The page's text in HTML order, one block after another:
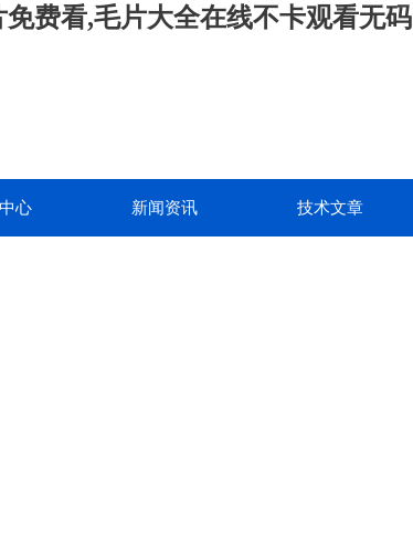
费看,毛片大全在线不卡观看无码
心 新闻资讯 技术文章